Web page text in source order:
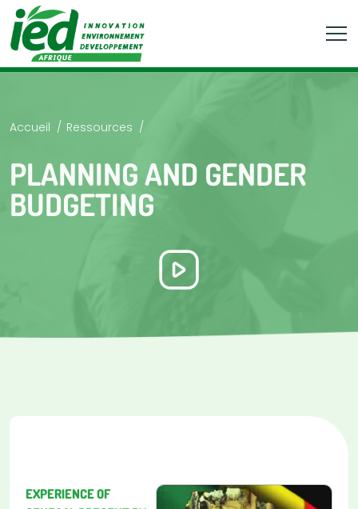
Accueil Ressources
PLANNING AND GENDER
BUDGETING
EXPERIENCE OF